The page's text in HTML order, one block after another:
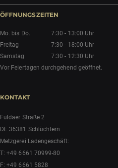
ÖFFNUNGSZEITEN
Mo. bis Do. 7:30 - 13:00 Uhr
Freitag
7:30 - 18:00 Uhr
Samstag
7:30 - 12:30 Uhr
Vor Feiertagen durchgehend geöffnet.
KONTAKT
Fuldaer Straße 2
DE 36381 Schlüchtern
Metzgerei Ladengeschäft:
T:+49 6661 70999-80
F: +49 6661 5828